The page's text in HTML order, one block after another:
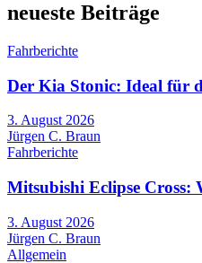
neueste Beiträge
Fahrberichte
Der Kia Stonic: Ideal für
3. August 2026
Jürgen C. Braun
Fahrberichte
Mitsubishi Eclipse Cross:
3. August 2026
Jürgen C. Braun
Allgemein